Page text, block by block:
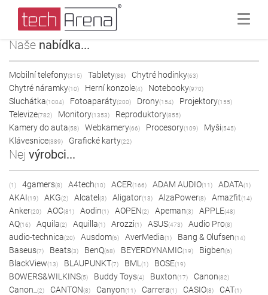
Naše nabídka...
Mobilní telefony(315) Tablety(88) Chytré hodinky(63)
Chytré náramky(10) Herní konzole(4) Notebooky(970)
Sluchátka(1004) Fotoaparáty(200) Drony(154) Projektory(155)
Televize(782) Monitory(1353) Reproduktory(855)
Kamery do auta(58) Webkamery(66) Procesory(109) Myši(545)
Klávesnice(389) Grafické karty(22)
Nej výrobci...
(1) 4gamers(8) A4tech(10) ACER(166) ADAM AUDIO(11) ADATA(1)
AKAI(19) AKG(2) Alcatel (3) Aligator(13) AlzaPower(8) Amazfit(14)
Anker(20) AOC(81) Aodin(1) AOPEN(2) Apeman(3) APPLE(48)
AQ(16) Aquila(2) Aquilla(1) Arozzi(1) ASUS(473) Audio Pro(8)
audio-technica(20) Ausdom(6) AverMedia(1) Bang & Olufsen(14)
Baseus(7) Beats(3) BenQ(68) BEYERDYNAMIC(19) Bigben(6)
BlackView(13) BLAUPUNKT(7) BML (1) BOSE(19)
BOWERS&WILKINS(5) Buddy Toys(4) Buxton(17) Canon(82)
Canon_ (2) CANTON(8) Canyon(11) Carrera(1) CASIO(8) CAT(1)